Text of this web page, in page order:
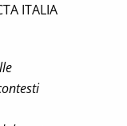
ITALIA